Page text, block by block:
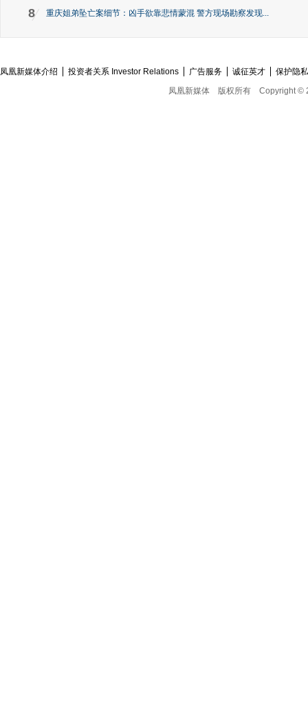
8 重庆姐弟坠亡案细节：凶手欲靠悲情蒙混 警方现场勘察发现...
凤凰新媒体介绍 投资者关系 Investor Relations 广告服务 诚征英才
保护隐
凤凰新媒体
版权所有 Copyright ©